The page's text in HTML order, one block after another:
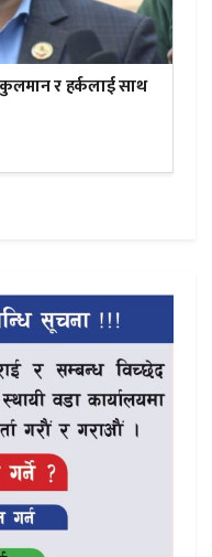
र हर्कलाई साथ